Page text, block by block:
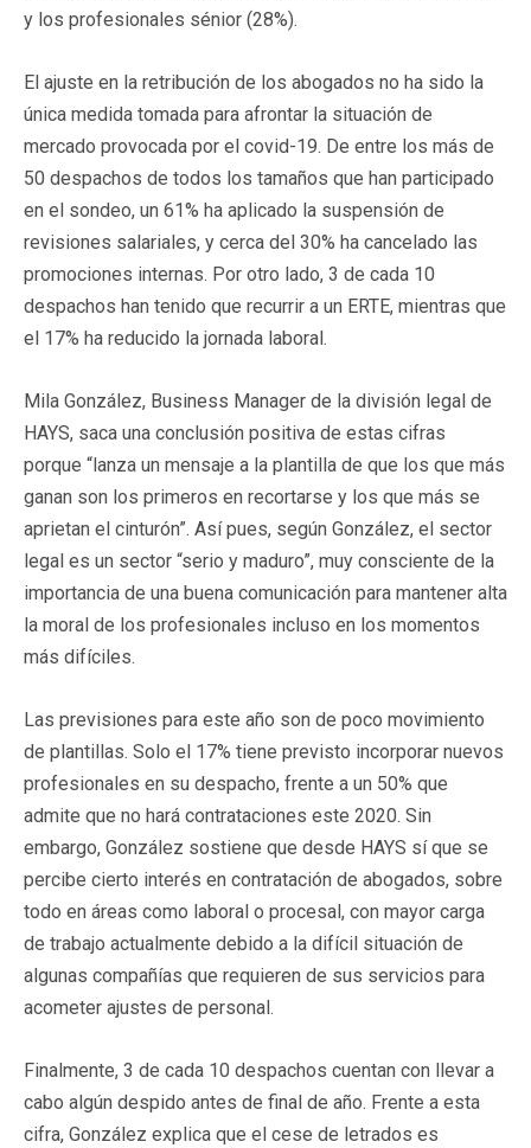
y los profesionales sénior (28%).
El ajuste en la retribución de los abogados no ha sido la
única medida tomada para afrontar la situación de
mercado provocada por el covid-19. De entre los más de
50 despachos de todos los tamaños que han participado
en el sondeo, un 61% ha aplicado la suspensión de
revisiones salariales, y cerca del 30% ha cancelado las
promociones internas. Por otro lado, 3 de cada 10
despachos han tenido que recurrir a un ERTE, mientras que
el 17% ha reducido la jornada laboral.
Mila González, Business Manager de la división legal de
HAYS, saca una conclusión positiva de estas cifras
porque “lanza un mensaje a la plantilla de que los que más
ganan son los primeros en recortarse y los que más se
aprietan el cinturón”. Así pues, según González, el sector
legal es un sector “serio y maduro”, muy consciente de la
importancia de una buena comunicación para mantener alta
la moral de los profesionales incluso en los momentos
más difíciles.
Las previsiones para este año son de poco movimiento
de plantillas. Solo el 17% tiene previsto incorporar nuevos
profesionales en su despacho, frente a un 50% que
admite que no hará contrataciones este 2020. Sin
embargo, González sostiene que desde HAYS sí que se
percibe cierto interés en contratación de abogados, sobre
todo en áreas como laboral o procesal, con mayor carga
de trabajo actualmente debido a la difícil situación de
algunas compañías que requieren de sus servicios para
acometer ajustes de personal.
Finalmente, 3 de cada 10 despachos cuentan con llevar a
cabo algún despido antes de final de año. Frente a esta
cifra, González explica que el cese de letrados es